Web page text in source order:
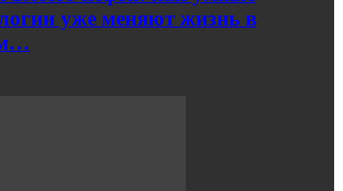
уже меняют жизнь в